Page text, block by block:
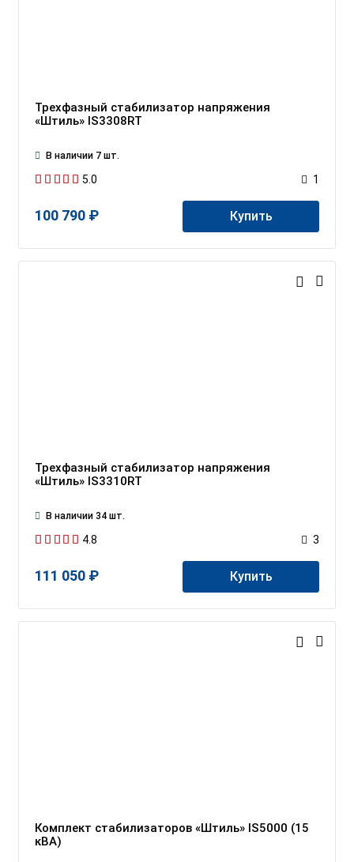
Трехфазный стабилизатор напряжения
«Штиль» IS3308RT
В наличии 7 шт.
5.0 1
100 790 ₽ Купить
Трехфазный стабилизатор напряжения
«Штиль» IS3310RT
В наличии 34 шт.
4.8 3
111 050 ₽ Купить
Комплект стабилизаторов «Штиль» IS5000 (15
кВА)